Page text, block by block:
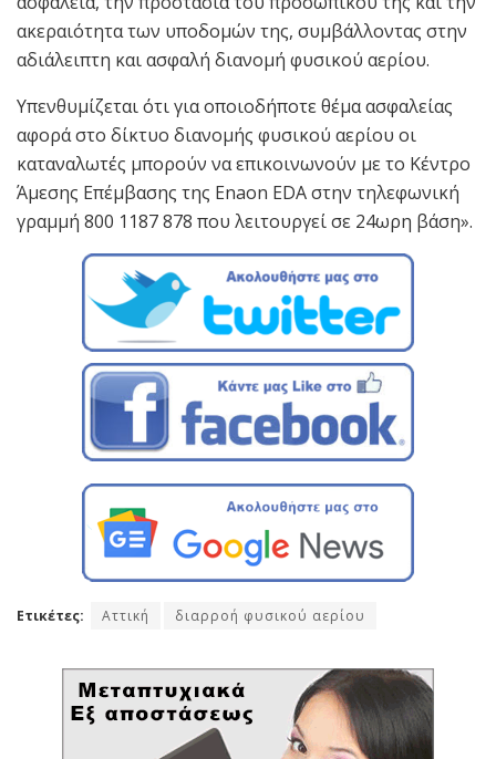
ακεραιότητα των υποδομών της, συμβάλλοντας στην
αδιάλειπτη και ασφαλή διανομή φυσικού αερίου.
Υπενθυμίζεται ότι για οποιοδήποτε θέμα ασφαλείας
αφορά στο δίκτυο διανομής φυσικού αερίου οι
καταναλωτές μπορούν να επικοινωνούν με το Κέντρο
Άμεσης Επέμβασης της Enaon EDA στην τηλεφωνική
γραμμή 800 1187 878 που λειτουργεί σε 24ωρη βάση».
Ετικέτες: Αττική διαρροή φυσικού αερίου